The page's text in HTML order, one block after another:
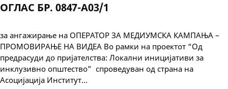
ОГЛАС БР. 0847-А03/1
за ангажирање на ОПЕРАТОР ЗА МЕДИУМСКА КАМПАЊА –
ПРОМОВИРАЊЕ НА ВИДЕА Во рамки на проектот “Од
предрасуди до пријателства: Локални иницијативи за
инклузивно општество” спроведуван од страна на
Асоцијација Институт…